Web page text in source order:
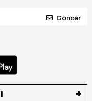
Gönder